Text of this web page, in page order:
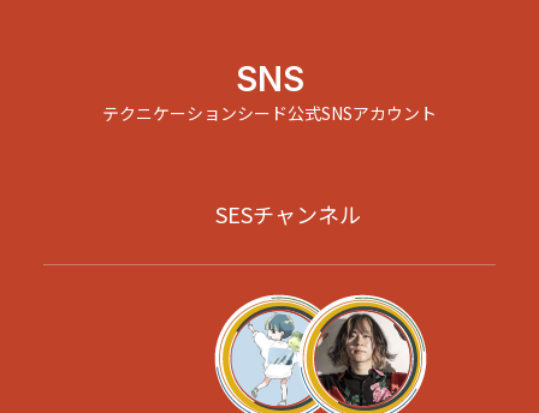
SNS
テクニケーションシード公式SNSアカウント
SESチャンネル